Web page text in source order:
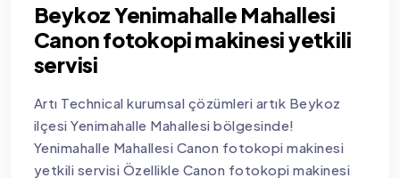
Beykoz Yenimahalle Mahallesi
Canon fotokopi makinesi yetkili
servisi
Artı Technical kurumsal çözümleri artık Beykoz
ilçesi Yenimahalle Mahallesi bölgesinde!
Yenimahalle Mahallesi Canon fotokopi makinesi
yetkili servisi Özellikle Canon fotokopi makinesi